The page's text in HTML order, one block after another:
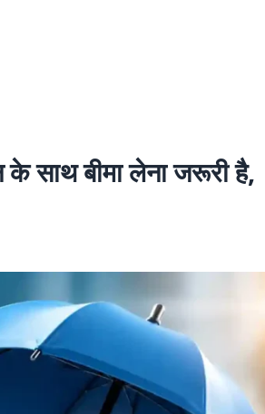
साथ बीमा लेना जरूरी है,